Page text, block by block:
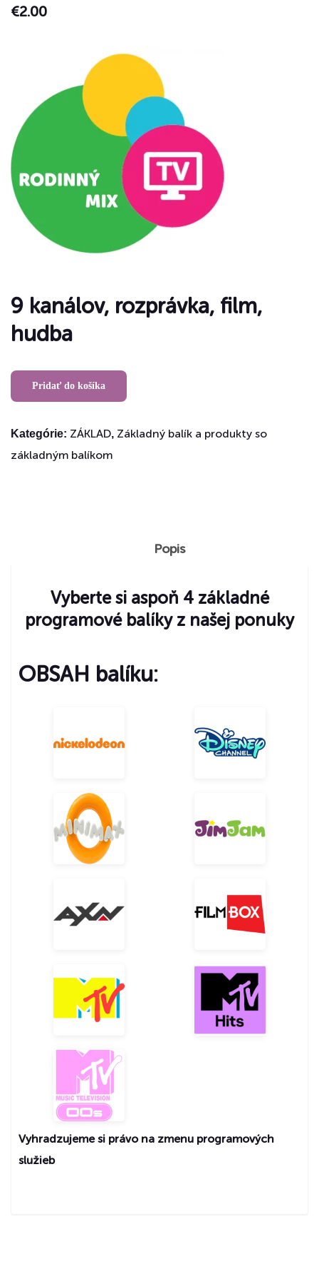
€2.00
9 kanálov, rozprávka, film,
hudba
Pridať do košíka
Kategórie: ZÁKLAD, Základný balík a produkty so
základným balíkom
Popis
Vyberte si aspoň 4 základné
programové balíky z našej ponuky
OBSAH balíku:
Český
Maďarský
Český
Slovenský
Maďarský
Český
Český
Maďarský
Anglický
Český
Maďarský
Český
Anglický
Anglický
Anglický
Vyhradzujeme si právo na zmenu programových
služieb